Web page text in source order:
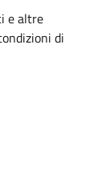
e altre
di